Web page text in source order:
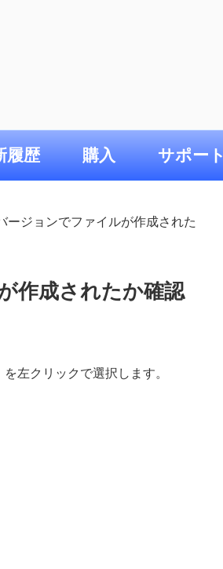
履歴 購入 サポート
ージョンでファイルが作成された
作成されたか確認
左クリックで選択します。